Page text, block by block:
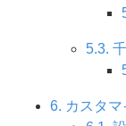
5.3.
6. カスタ